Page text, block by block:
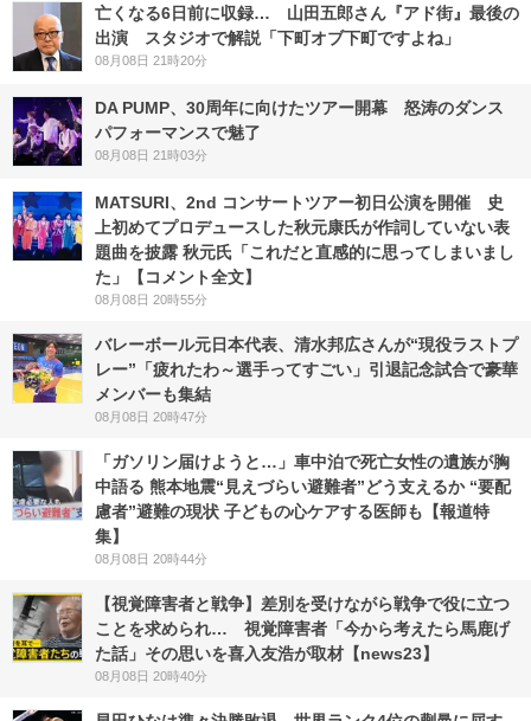
亡くなる6日前に収録… 山田五郎さん『アド街』最後の
出演 スタジオで解説「下町オブ下町ですよね」
08月08日 21時20分
DA PUMP、30周年に向けたツアー開幕 怒涛のダンス
パフォーマンスで魅了
08月08日 21時03分
MATSURI、2nd コンサートツアー初日公演を開催 史
上初めてプロデュースした秋元康氏が作詞していない表
題曲を披露 秋元氏「これだと直感的に思ってしまいまし
た」【コメント全文】
08月08日 20時55分
バレーボール元日本代表、清水邦広さんが“現役ラストプ
レー”「疲れたわ～選手ってすごい」引退記念試合で豪華
メンバーも集結
08月08日 20時47分
「ガソリン届けようと…」車中泊で死亡女性の遺族が胸
中語る 熊本地震“見えづらい避難者”どう支えるか “要配
慮者”避難の現状 子どもの心ケアする医師も【報道特
集】
08月08日 20時44分
【視覚障害者と戦争】差別を受けながら戦争で役に立つ
ことを求められ… 視覚障害者「今から考えたら馬鹿げ
た話」その思いを喜入友浩が取材【news23】
08月08日 20時40分